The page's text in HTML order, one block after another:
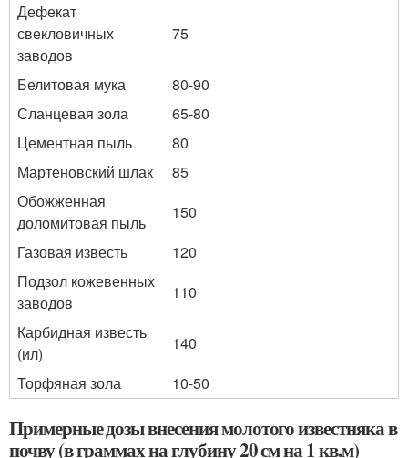
Дефекат
свекловичных
заводов
75
Белитовая мука
80-90
Сланцевая зола
65-80
Цементная пыль
80
Мартеновский шлак
85
Обожженная
доломитовая пыль
150
Газовая известь
120
Подзол кожевенных
заводов
110
Карбидная известь
(ил)
140
Торфяная зола
10-50
Примерные дозы внесения молотого известняка в
почву (в граммах на глубину 20 см на 1 кв.м)